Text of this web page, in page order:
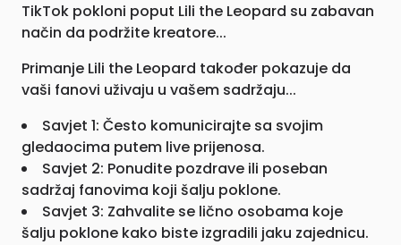
TikTok pokloni poput Lili the Leopard su zabavan
način da podržite kreatore...
Primanje Lili the Leopard također pokazuje da
vaši fanovi uživaju u vašem sadržaju...
Savjet 1: Često komunicirajte sa svojim
gledaocima putem live prijenosa.
Savjet 2: Ponudite pozdrave ili poseban
sadržaj fanovima koji šalju poklone.
Savjet 3: Zahvalite se lično osobama koje
šalju poklone kako biste izgradili jaku zajednicu.